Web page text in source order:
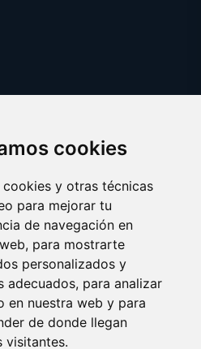
cookies
cookies y otras técnicas
para mejorar tu
de navegación en
para mostrarte
personalizados y
adecuados, para analizar
en nuestra web y para
de donde llegan
visitantes.
preferences